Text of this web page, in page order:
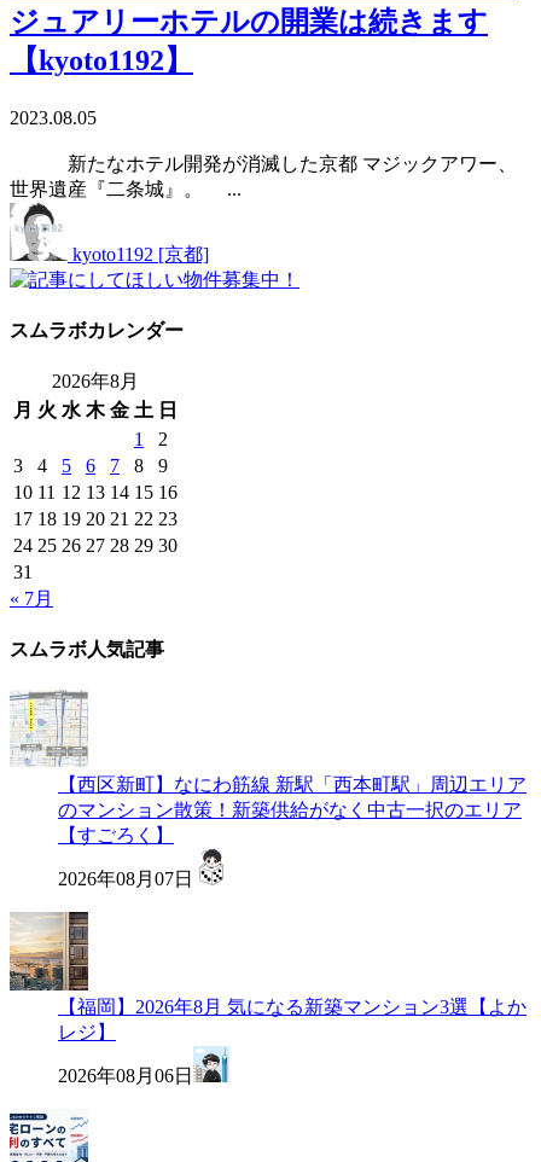
ジュアリーホテルの開業は続きます
【kyoto1192】
2023.08.05
新たなホテル開発が消滅した京都 マジックアワー、
世界遺産『二条城』。 ...
kyoto1192 [京都]
スムラボカレンダー
2026年8月
月 火 水 木 金 土 日
1
2
3
4 5 6 7 8
9
10 11 12 13 14 15 16
17 18 19 20 21 22 23
24 25 26 27 28 29 30
31
« 7月
スムラボ人気記事
【西区新町】なにわ筋線 新駅「西本町駅」周辺エリア
のマンション散策！新築供給がなく中古一択のエリア
【すごろく】
2026年08月07日
【福岡】2026年8月 気になる新築マンション3選【よか
レジ】
2026年08月06日